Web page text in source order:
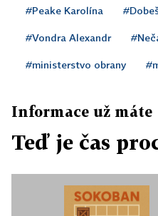
#Peake Karolína
#Vondra Alexandr
#ministerstvo obrany
Informace už máte
Teď je čas